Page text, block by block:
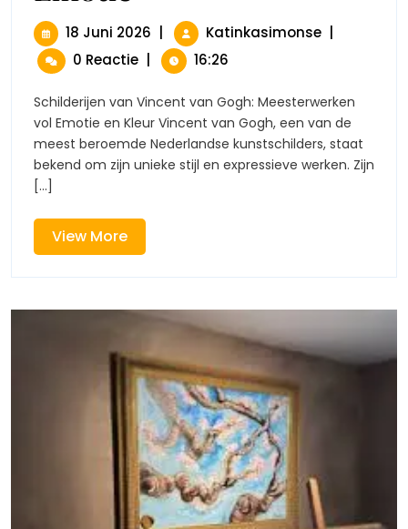
Van
Vincent
Van
Een
Meester
In
Kleur
En
18 Juni 2026 18
Juni
2026
KatinkasimonseDe
Van
Vincent
Van
Gogh:
Een
Emotie
0 Reactie
16:26
Schilderijen van Vincent van Gogh: Meesterwerken
vol Emotie en Kleur Vincent van Gogh, een van de
meest beroemde Nederlandse kunstschilders, staat
bekend om zijn unieke stijl en expressieve werken. Zijn
[...]
View MoreView
More